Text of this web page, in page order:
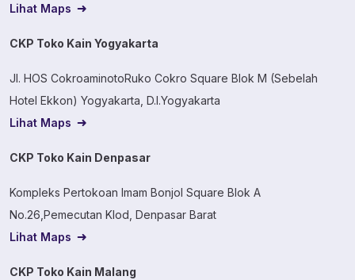
Lihat Maps
CKP Toko Kain Yogyakarta
Jl. HOS CokroaminotoRuko Cokro Square Blok M (Sebelah
Hotel Ekkon) Yogyakarta, D.I.Yogyakarta
Lihat Maps
CKP Toko Kain Denpasar
Kompleks Pertokoan Imam Bonjol Square Blok A
No.26,Pemecutan Klod, Denpasar Barat
Lihat Maps
CKP Toko Kain Malang